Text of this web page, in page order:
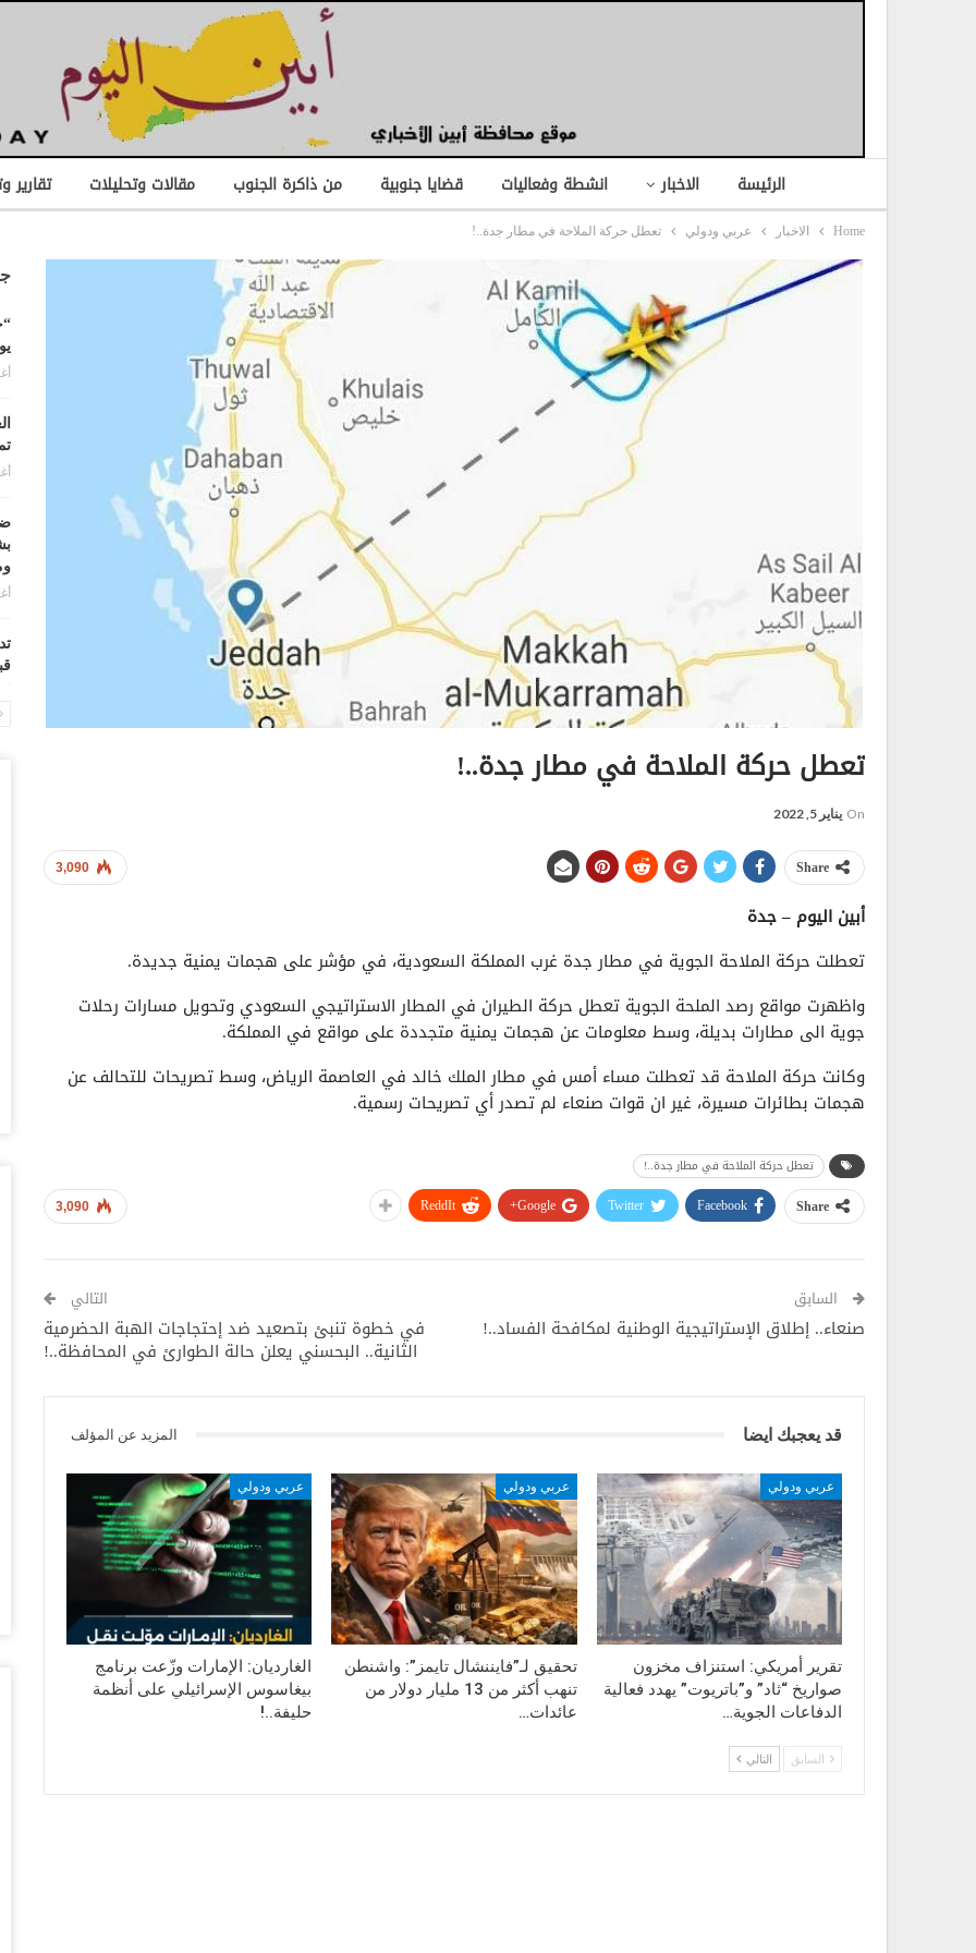
الرئيسة الاخبار انشطة وفعاليات قضايا جنوبية من ذاكرة الجنوب مقالات وتحليلات تقارير
Home الاخبار عربي ودولي تعطل حركة الملاحة في مطار جدة..!
تعطل حركة الملاحة في مطار جدة..!
On يناير 5, 2022
3,090 Share
أبين اليوم – جدة
تعطلت حركة الملاحة الجوية في مطار جدة غرب المملكة السعودية، في مؤشر على هجمات يمنية جديدة.
واظهرت مواقع رصد الملحة الجوية تعطل حركة الطيران في المطار الاستراتيجي السعودي وتحويل مسارات رحلات
جوية الى مطارات بديلة، وسط معلومات عن هجمات يمنية متجددة على مواقع في المملكة.
وكانت حركة الملاحة قد تعطلت مساء أمس في مطار الملك خالد في العاصمة الرياض، وسط تصريحات للتحالف عن
هجمات بطائرات مسيرة، غير ان قوات صنعاء لم تصدر أي تصريحات رسمية.
تعطل حركة الملاحة في مطار جدة..!
3,090 Share
Facebook
Twitter
Google+
ReddIt
السابق
صنعاء.. إطلاق الإستراتيجية الوطنية لمكافحة الفساد..!
التالي
في خطوة تنبئ بتصعيد ضد إحتجاجات الهبة الحضرمية
الثانية.. البحسني يعلن حالة الطوارئ في المحافظة..!
قد يعجبك ايضا المزيد عن المؤلف
عربي ودولي
تقرير أمريكي: استنزاف مخزون
صواريخ “ثاد” و”باتريوت” يهدد فعالية
الدفاعات الجوية…
عربي ودولي
تحقيق لـ”فايننشال تايمز”: واشنطن
تنهب أكثر من 13 مليار دولار من
عائدات…
عربي ودولي
الغارديان: الإمارات وزّعت برنامج
بيغاسوس الإسرائيلي على أنظمة
حليفة..!
السابق التالي
وبيع